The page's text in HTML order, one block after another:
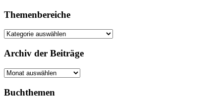
Themenbereiche
Themenbereiche
Archiv der Beiträge
Archiv
Beiträge
Buchthemen